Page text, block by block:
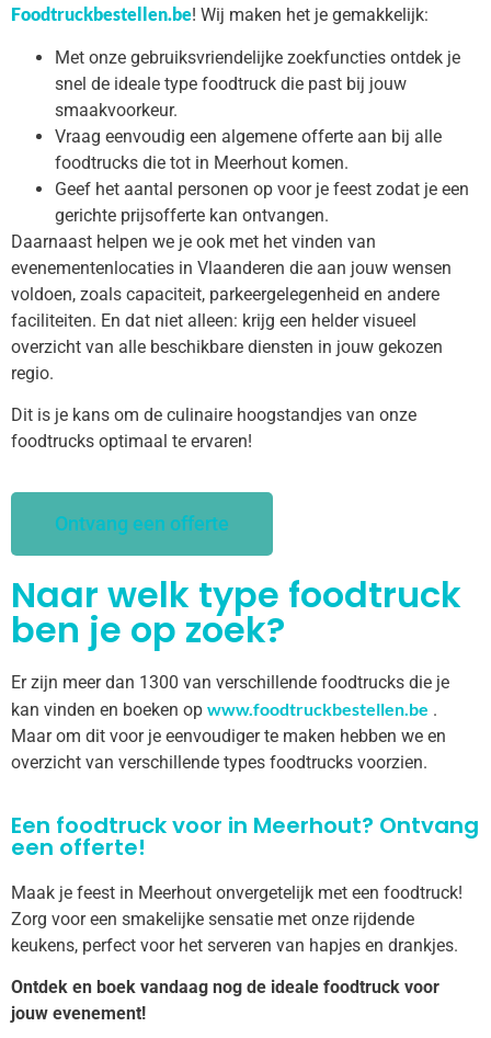
Foodtruckbestellen.be! Wij maken het je gemakkelijk:
Met onze gebruiksvriendelijke zoekfuncties ontdek je
snel de ideale type foodtruck die past bij jouw
smaakvoorkeur.
Vraag eenvoudig een algemene offerte aan bij alle
foodtrucks die tot in Meerhout komen.
Geef het aantal personen op voor je feest zodat je een
gerichte prijsofferte kan ontvangen.
Daarnaast helpen we je ook met het vinden van
evenementenlocaties in Vlaanderen die aan jouw wensen
voldoen, zoals capaciteit, parkeergelegenheid en andere
faciliteiten. En dat niet alleen: krijg een helder visueel
overzicht van alle beschikbare diensten in jouw gekozen
regio.
Dit is je kans om de culinaire hoogstandjes van onze
foodtrucks optimaal te ervaren!
Ontvang een offerte
Naar welk type foodtruck
ben je op zoek?
Er zijn meer dan 1300 van verschillende foodtrucks die je
kan vinden en boeken op www.foodtruckbestellen.be .
Maar om dit voor je eenvoudiger te maken hebben we en
overzicht van verschillende types foodtrucks voorzien.
Een foodtruck voor in Meerhout? Ontvang
een offerte!
Maak je feest in Meerhout onvergetelijk met een foodtruck!
Zorg voor een smakelijke sensatie met onze rijdende
keukens, perfect voor het serveren van hapjes en drankjes.
Ontdek en boek vandaag nog de ideale foodtruck voor
jouw evenement!